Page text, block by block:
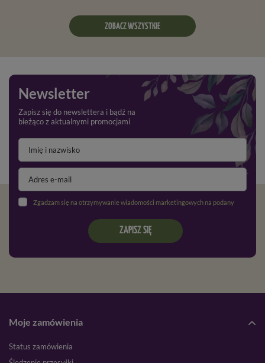
ZOBACZ WSZYSTKIE
Newsletter
Zapisz się do newslettera i bądź na
bieżąco z aktualnymi promocjami
Zgadzam się na otrzymywanie wiadomości marketingowych na podany adres e-mail oraz przetwarzanie danych osobowych zgodnie z
ZAPISZ SIĘ
Moje zamówienia
Status zamówienia